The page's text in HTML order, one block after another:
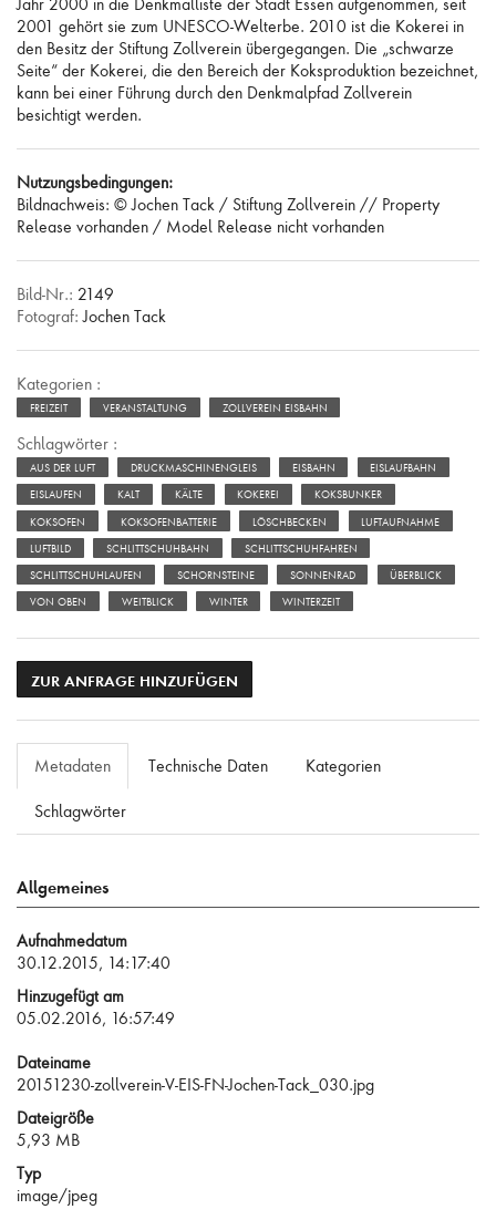
Jahr 2000 in die Denkmalliste der Stadt Essen aufgenommen, seit
2001 gehört sie zum UNESCO-Welterbe. 2010 ist die Kokerei in
den Besitz der Stiftung Zollverein übergegangen. Die „schwarze
Seite“ der Kokerei, die den Bereich der Koksproduktion bezeichnet,
kann bei einer Führung durch den Denkmalpfad Zollverein
besichtigt werden.
Nutzungsbedingungen:
Bildnachweis: © Jochen Tack / Stiftung Zollverein // Property
Release vorhanden / Model Release nicht vorhanden
Bild-Nr.: 2149
Fotograf: Jochen Tack
Kategorien :
FREIZEIT VERANSTALTUNG ZOLLVEREIN EISBAHN
Schlagwörter :
AUS DER LUFT DRUCKMASCHINENGLEIS EISBAHN EISLAUFBAHN
EISLAUFEN KALT KÄLTE KOKEREI KOKSBUNKER
KOKSOFEN KOKSOFENBATTERIE LÖSCHBECKEN LUFTAUFNAHME
LUFTBILD SCHLITTSCHUHBAHN SCHLITTSCHUHFAHREN
SCHLITTSCHUHLAUFEN SCHORNSTEINE SONNENRAD ÜBERBLICK
VON OBEN WEITBLICK WINTER WINTERZEIT
ZUR ANFRAGE HINZUFÜGEN
Metadaten Technische Daten Kategorien
Schlagwörter
Allgemeines
Aufnahmedatum
30.12.2015, 14:17:40
Hinzugefügt am
05.02.2016, 16:57:49
Dateiname
20151230-zollverein-V-EIS-FN-Jochen-Tack_030.jpg
Dateigröße
5,93 MB
Typ
image/jpeg